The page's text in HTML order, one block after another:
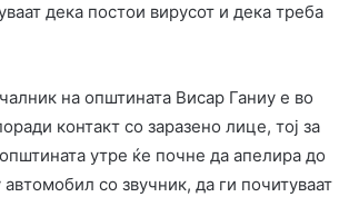
дека постои вирусот и дека треба
на општината Висар Ганиу е во
контакт со заразено лице, тој за
утре ќе почне да апелира до
автомобил со звучник, да ги почитуваат